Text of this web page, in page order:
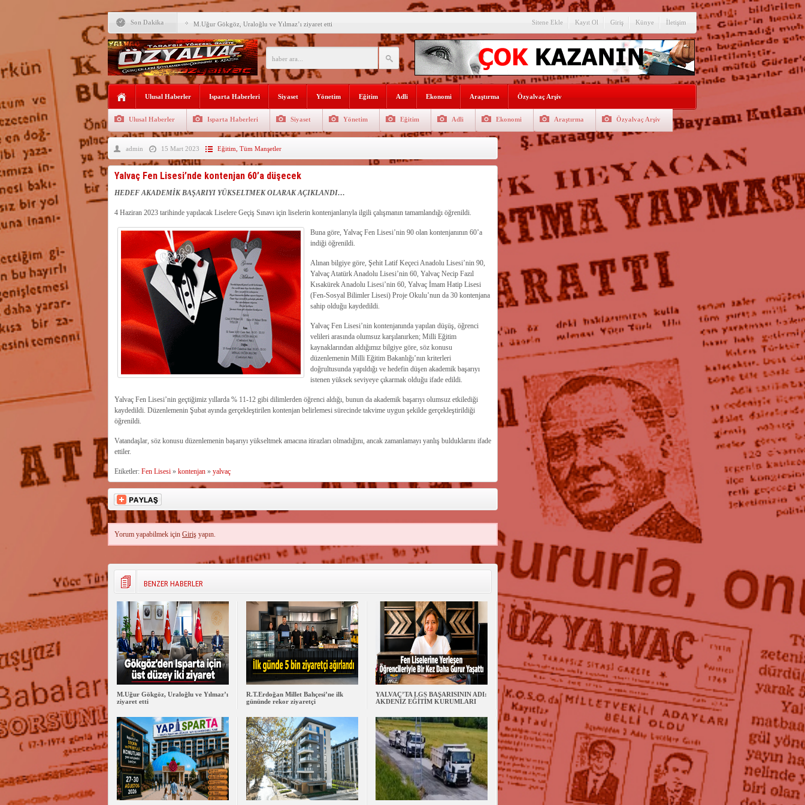
Son Dakika M.Uğur Gökgöz, Uraloğlu ve Yılmaz’ı ziyaret etti
R.T.Erdoğan Millet Bahçesi’ne ilk gününde rekor ziyaretçi
YALVAÇ’TA LGS BAŞARISININ ADI: AKDENİZ
EĞİTİM KURUMLARI
Fırsatları Avantaja Dönüştürecek Fuar: Yapısparta
TOKİ, Isparta’da 9 Gayrimenkulü Açık Artırmayla Satışa
Sunacak
Okullara TYP ile 30 bin güvenlik görevlisi
Yalvaç’ta LGS Başarısı Yükselişini Sürdürüyor
Uyaroğlu’nun konukları Özel, Tüfekçi ve Bayar
Bağkonak Muhtarı Başoda’dan masa başı haberlere karşı
Sitene Ekle Kayıt Ol Giriş Künye İletişim
Ulusal Haberler Isparta Haberleri Siyaset Yönetim Eğitim Adli Ekonomi Araştırma Özyalvaç Arşiv
Ulusal Haberler Isparta Haberleri Siyaset Yönetim Eğitim Adli Ekonomi Araştırma Özyalvaç Arşiv
admin 15 Mart 2023 Eğitim Tüm Manşetler
Yalvaç Fen Lisesi’nde kontenjan 60’a düşecek
HEDEF AKADEMİK BAŞARIYI YÜKSELTMEK OLARAK AÇIKLANDI…
4 Haziran 2023 tarihinde yapılacak Liselere Geçiş Sınavı için liselerin kontenjanlarıyla ilgili çalışmanın tamamlandığı öğrenildi.
Buna göre, Yalvaç Fen Lisesi’nin 90 olan kontenjanının 60’a
indiği öğrenildi.
Alınan bilgiye göre, Şehit Latif Keçeci Anadolu Lisesi’nin 90,
Yalvaç Atatürk Anadolu Lisesi’nin 60, Yalvaç Necip Fazıl
Kısakürek Anadolu Lisesi’nin 60, Yalvaç İmam Hatip Lisesi
(Fen-Sosyal Bilimler Lisesi) Proje Okulu’nun da 30 kontenjana
sahip olduğu kaydedildi.
Yalvaç Fen Lisesi’nin kontenjanında yapılan düşüş, öğrenci
velileri arasında olumsuz karşılanırken; Milli Eğitim
kaynaklarından aldığımız bilgiye göre, söz konusu
düzenlemenin Milli Eğitim Bakanlığı’nın kriterleri
doğrultusunda yapıldığı ve hedefin düşen akademik başarıyı
istenen yüksek seviyeye çıkarmak olduğu ifade edildi.
Yalvaç Fen Lisesi’nin geçtiğimiz yıllarda % 11-12 gibi dilimlerden öğrenci aldığı, bunun da akademik başarıyı olumsuz etkilediği
kaydedildi. Düzenlemenin Şubat ayında gerçekleştirilen kontenjan belirlemesi sürecinde takvime uygun şekilde gerçekleştirildiği
öğrenildi.
Vatandaşlar, söz konusu düzenlemenin başarıyı yükseltmek amacına itirazları olmadığını, ancak zamanlamayı yanlış bulduklarını ifade
ettiler.
Etiketler: Fen Lisesi» kontenjan» yalvaç
Yorum yapabilmek içinGiriş yapın.
BENZER HABERLER
M.Uğur Gökgöz, Uraloğlu ve Yılmaz’ı
ziyaret etti
R.T.Erdoğan Millet Bahçesi’ne ilk
gününde rekor ziyaretçi
YALVAÇ’TA LGS BAŞARISININ ADI:
AKDENİZ EĞİTİM KURUMLARI